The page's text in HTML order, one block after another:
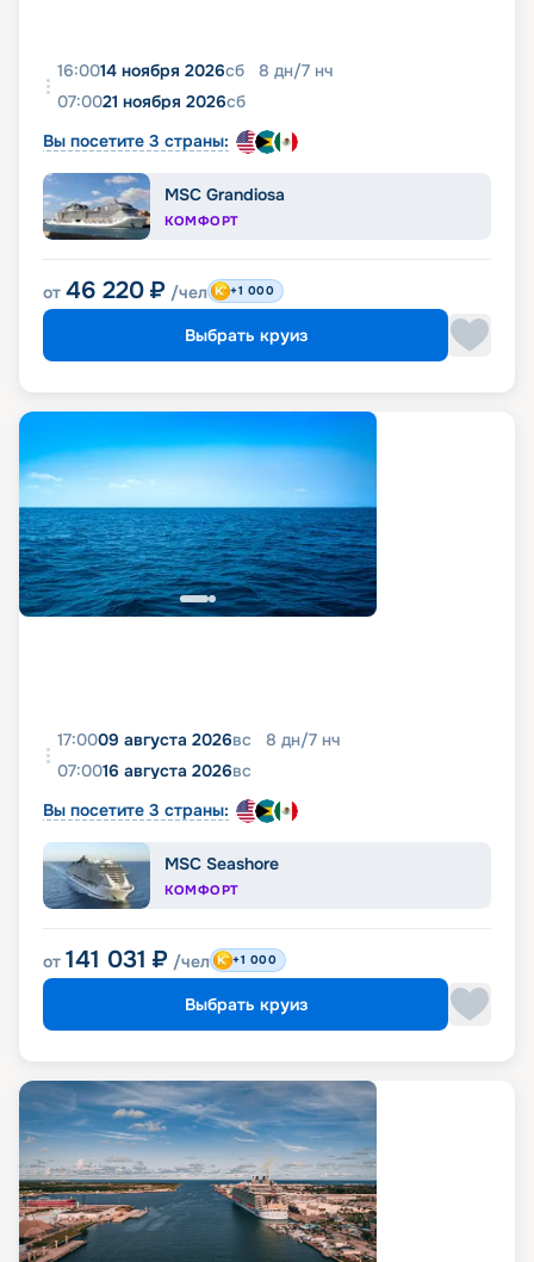
16:0014 ноября 2026сб 8 дн/7 нч
07:0021 ноября 2026сб
Вы посетите 3 страны:
MSC Grandiosa
КОМФОРТ
от 46 220 ₽ /чел +1 000
Выбрать круиз
17:0009 августа 2026вс 8 дн/7 нч
07:0016 августа 2026вс
Вы посетите 3 страны:
MSC Seashore
КОМФОРТ
от 141 031 ₽ /чел +1 000
Выбрать круиз